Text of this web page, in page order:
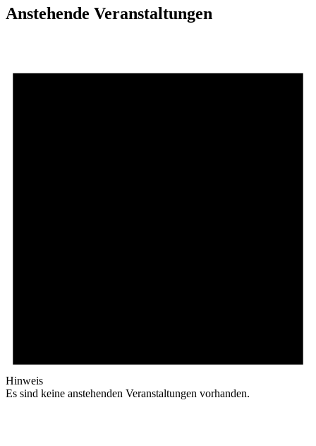
Anstehende Veranstaltungen
Hinweis
Es sind keine anstehenden Veranstaltungen vorhanden.